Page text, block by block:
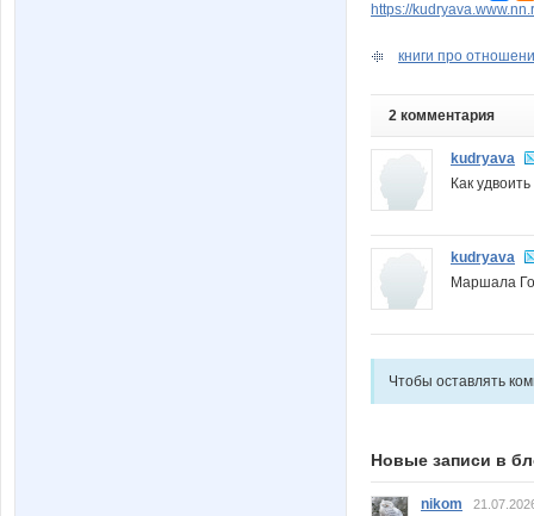
https://
книги про
2 комментария
kudryava
Как
kudryava
Маршала
Чтобы оставлять
Новые записи в
nikom